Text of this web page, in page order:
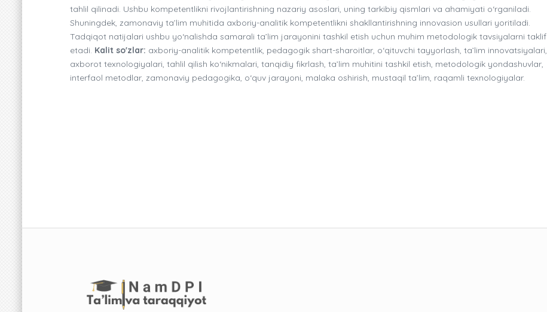
tahlil qilinadi. Ushbu kompetentlikni rivojlantirishning nazariy asoslari, uning tarkibiy qismlari va ahamiyati o‘rganiladi.
Shuningdek, zamonaviy ta’lim muhitida axboriy-analitik kompetentlikni shakllantirishning innovasion usullari yoritiladi.
Tadqiqot natijalari ushbu yo‘nalishda samarali ta’lim jarayonini tashkil etish uchun muhim metodologik tavsiyalarni taklif
etadi. Kalit so'zlar: axboriy-analitik kompetentlik, pedagogik shart-sharoitlar, o‘qituvchi tayyorlash, ta’lim innovatsiyalari,
axborot texnologiyalari, tahlil qilish ko‘nikmalari, tanqidiy fikrlash, ta’lim muhitini tashkil etish, metodologik yondashuvlar,
interfaol metodlar, zamonaviy pedagogika, o‘quv jarayoni, malaka oshirish, mustaqil ta’lim, raqamli texnologiyalar.